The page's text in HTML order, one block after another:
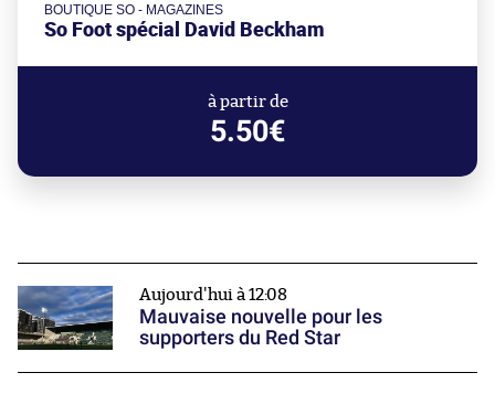
BOUTIQUE SO - MAGAZINES
So Foot spécial David Beckham
à partir de
5.50€
Aujourd'hui à 12:08
Mauvaise nouvelle pour les
supporters du Red Star